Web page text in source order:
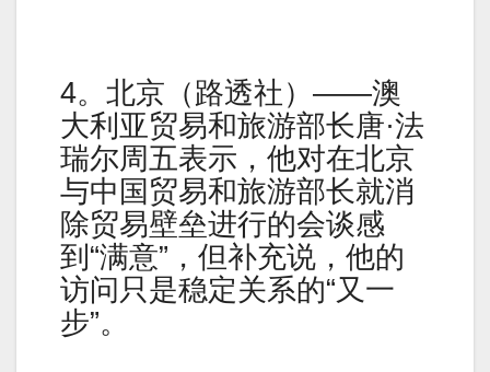
4。北京（路透社）——澳
大利亚贸易和旅游部长唐·法
瑞尔周五表示，他对在北京
与中国贸易和旅游部长就消
除贸易壁垒进行的会谈感
到“满意”，但补充说，他的
访问只是稳定关系的“又一
步”。